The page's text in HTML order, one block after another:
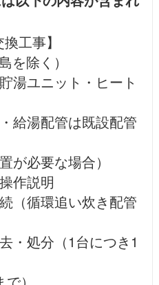
工事】
を除く）
湯ユニット・ヒート
給湯配管は既設配管
が必要な場合）
作説明
（循環追い炊き配管
・処分（1台につき1